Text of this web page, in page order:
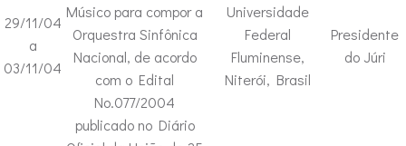
29/11/04
a
03/11/04
Músico para compor a
Orquestra Sinfônica
Nacional, de acordo
com o Edital
No.077/2004
publicado no Diário
Universidade
Federal
Fluminense,
Niterói, Brasil
Presidente
do Júri